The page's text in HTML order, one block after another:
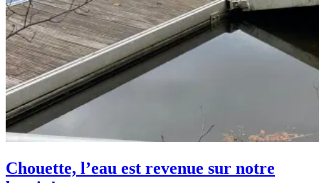
Chouette, l’eau est revenue sur notre